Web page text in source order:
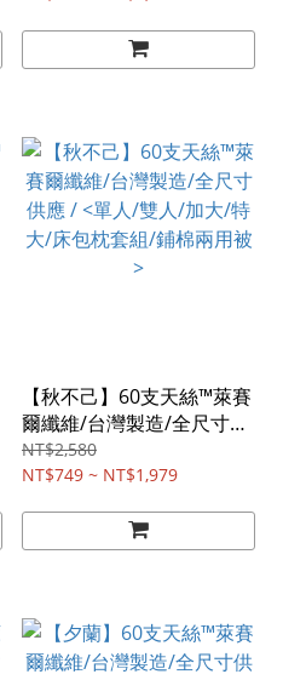
【秋不己】60支天絲™萊賽
爾纖維/台灣製造/全尺寸供
應 / <單人/雙人/加大/特大/
床包枕套組/鋪棉兩用被>
NT$2,580
NT$749 ~ NT$1,979